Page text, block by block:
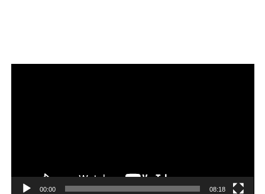
Reproductor
00:00 08:18